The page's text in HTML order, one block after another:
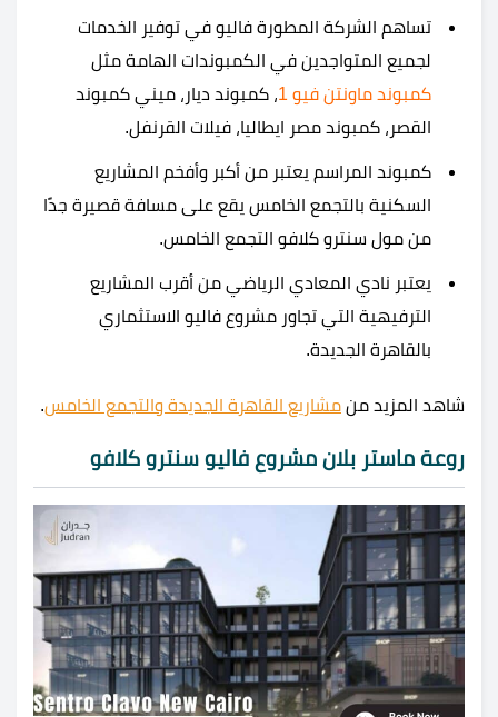
تساهم الشركة المطورة فاليو في توفير الخدمات
لجميع المتواجدين في الكمبوندات الهامة مثل
كمبوند ماونتن فيو 1
، كمبوند ديار، ميني كمبوند
القصر، كمبوند مصر ايطاليا، فيلات القرنفل.
كمبوند المراسم يعتبر من أكبر وأفخم المشاريع
السكنية بالتجمع الخامس يقع على مسافة قصيرة جدًا
من مول سنترو كلافو التجمع الخامس.
يعتبر نادي المعادي الرياضي من أقرب المشاريع
الترفيهية التي تجاور مشروع فاليو الاستثماري
بالقاهرة الجديدة.
شاهد المزيد من مشاريع القاهرة الجديدة والتجمع الخامس.
روعة ماستر بلان مشروع فاليو سنترو كلافو